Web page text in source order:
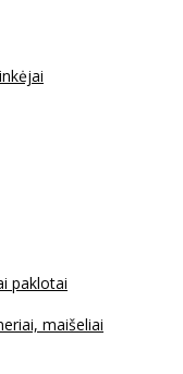
paklotai
maišeliai